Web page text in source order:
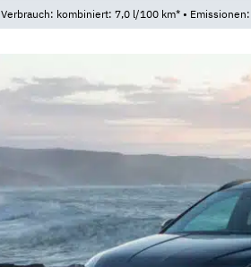
Verbrauch: kombiniert: 7,0 l/100 km* •